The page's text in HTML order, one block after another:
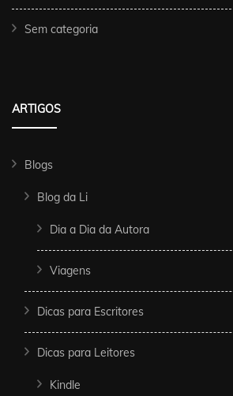
Sem categoria
ARTIGOS
Blogs
Blog da Li
Dia a Dia da Autora
Viagens
Dicas para Escritores
Dicas para Leitores
Kindle